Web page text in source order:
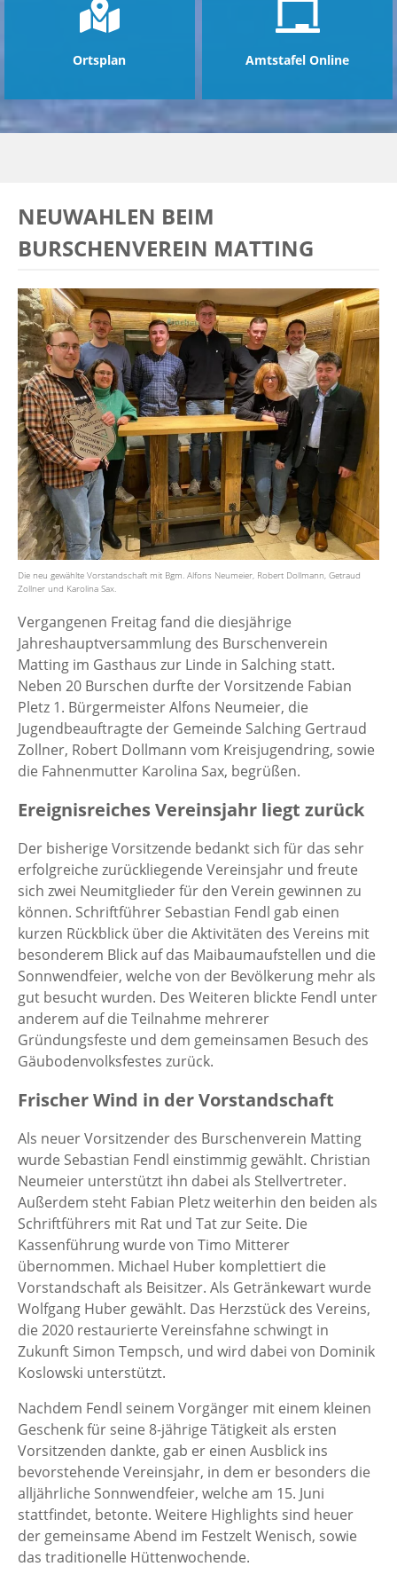
Ortsplan Amtstafel Online
NEUWAHLEN BEIM
BURSCHENVEREIN MATTING
Die neu gewählte Vorstandschaft mit Bgm. Alfons Neumeier, Robert Dollmann, Getraud
Zollner und Karolina Sax.
Vergangenen Freitag fand die diesjährige
Jahreshauptversammlung des Burschenverein
Matting im Gasthaus zur Linde in Salching statt.
Neben 20 Burschen durfte der Vorsitzende Fabian
Pletz 1. Bürgermeister Alfons Neumeier, die
Jugendbeauftragte der Gemeinde Salching Gertraud
Zollner, Robert Dollmann vom Kreisjugendring, sowie
die Fahnenmutter Karolina Sax, begrüßen.
Ereignisreiches Vereinsjahr liegt zurück
Der bisherige Vorsitzende bedankt sich für das sehr
erfolgreiche zurückliegende Vereinsjahr und freute
sich zwei Neumitglieder für den Verein gewinnen zu
können. Schriftführer Sebastian Fendl gab einen
kurzen Rückblick über die Aktivitäten des Vereins mit
besonderem Blick auf das Maibaumaufstellen und die
Sonnwendfeier, welche von der Bevölkerung mehr als
gut besucht wurden. Des Weiteren blickte Fendl unter
anderem auf die Teilnahme mehrerer
Gründungsfeste und dem gemeinsamen Besuch des
Gäubodenvolksfestes zurück.
Frischer Wind in der Vorstandschaft
Als neuer Vorsitzender des Burschenverein Matting
wurde Sebastian Fendl einstimmig gewählt. Christian
Neumeier unterstützt ihn dabei als Stellvertreter.
Außerdem steht Fabian Pletz weiterhin den beiden als
Schriftführers mit Rat und Tat zur Seite. Die
Kassenführung wurde von Timo Mitterer
übernommen. Michael Huber komplettiert die
Vorstandschaft als Beisitzer. Als Getränkewart wurde
Wolfgang Huber gewählt. Das Herzstück des Vereins,
die 2020 restaurierte Vereinsfahne schwingt in
Zukunft Simon Tempsch, und wird dabei von Dominik
Koslowski unterstützt.
Nachdem Fendl seinem Vorgänger mit einem kleinen
Geschenk für seine 8-jährige Tätigkeit als ersten
Vorsitzenden dankte, gab er einen Ausblick ins
bevorstehende Vereinsjahr, in dem er besonders die
alljährliche Sonnwendfeier, welche am 15. Juni
stattfindet, betonte. Weitere Highlights sind heuer
der gemeinsame Abend im Festzelt Wenisch, sowie
das traditionelle Hüttenwochende.